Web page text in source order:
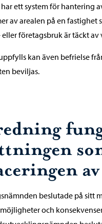
ett system för hantering
av arealen på en
företagsbruk är täckt av
kan även befrielse
beviljas.
beslutade på sitt
och